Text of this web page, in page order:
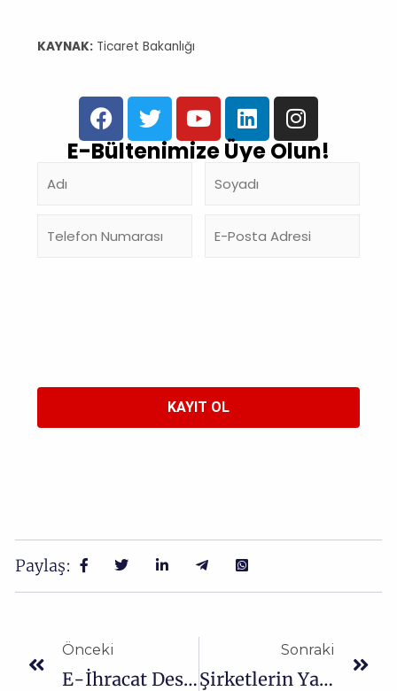
KAYNAK: Ticaret Bakanlığı
E-Bültenimize Üye Olun!
KAYIT OL
Paylaş:
Önceki
E-İhracat Destek Genelgesinde Değişikliğe Gidildi !
Sonraki
Şirketlerin Yararlanacağı E-İhracat Destekleri?